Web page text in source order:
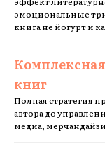
эмоциональные
книга не йогурт и
книг
Полная стратегия
автора до
медиа,